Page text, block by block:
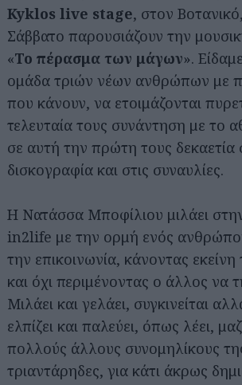
Kyklos live stage, στον
Σάββατο παρουσιάζουν την
«Το πέρασμα των μάγων».
ομάδα τριών νέων ανθρώπων με
που κάνουν, να ετοιμάζονται
τελευταία τους συνάντηση με το
σε αυτή την πρώτη τους δεκαετία
δισκογραφία και στις συναυλίες.
Η Νατάσσα Μποφίλιου μιλάει
in2life με την ορμή ενός
την επικοινωνία, κάνοντας
και όχι περιμένοντας ο άλλος να
Μιλάει και γελάει, συγκινείται
ελπίζει και παλεύει, όπως λέει,
πολλούς άλλους συνομηλίκους
τριαντάρηδες, για κάτι άκρως